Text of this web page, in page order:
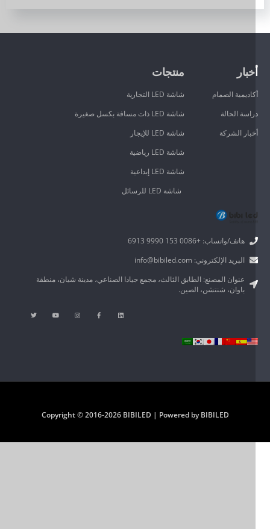
هاتف/واتساب: +0086 153 9990 6913
البريد الإلكتروني: info@bibiled.com
عنوان المصنع: الطابق الثالث، مجمع جيادا الصناعي، مدينة شيان، منطقة
باوان، شنتشن، الصين.
منتجات
شاشة LED التجارية
شاشة LED ذات مسافة بكسل صغيرة
شاشة LED للإيجار
شاشة LED رياضية
شاشة LED إبداعية
شاشة LED للرسائل
الصمام
الحالة
الشركة
Copyright © 2016-2026 BIBILED | Powered by BIBILED